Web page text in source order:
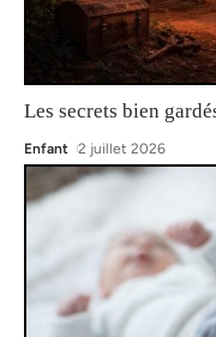
Les secrets bien
Enfant 2 juillet 2026